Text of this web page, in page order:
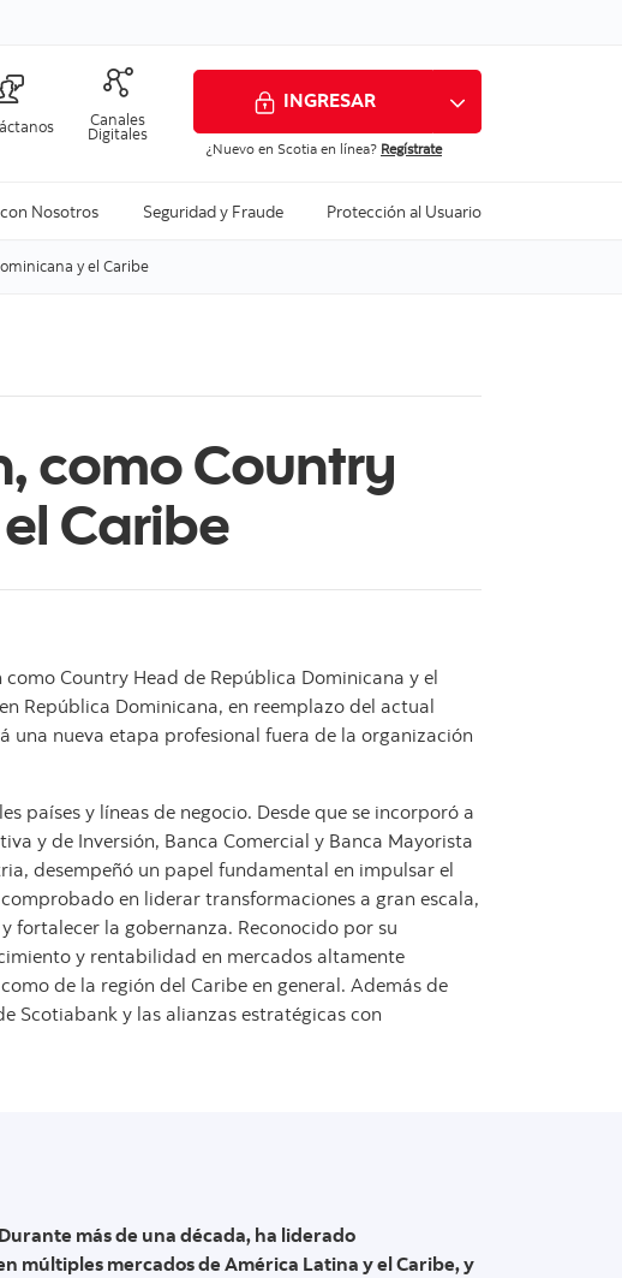
Canales
Digitales
INGRESAR
¿Nuevo en Scotia en línea? Regístrate
Nosotros Seguridad y Fraude Protección al Usuario
y el Caribe
como Country
Caribe
Country Head de República Dominicana y el
República Dominicana, en reemplazo del actual
una nueva etapa profesional fuera de la organización
países y líneas de negocio. Desde que se incorporó a
y de Inversión, Banca Comercial y Banca Mayorista
desempeñó un papel fundamental en impulsar el
en liderar transformaciones a gran escala,
fortalecer la gobernanza. Reconocido por su
y rentabilidad en mercados altamente
de la región del Caribe en general. Además de
Scotiabank y las alianzas estratégicas con
más de una década, ha liderado
múltiples mercados de América Latina y el Caribe, y